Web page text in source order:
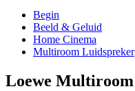
Begin
Beeld & Geluid
Home Cinema
Multiroom Luidspreker
Loewe